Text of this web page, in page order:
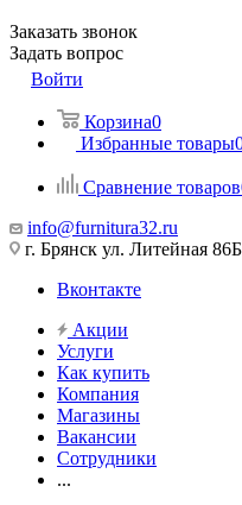
Заказать звонок
Задать вопрос
Войти
Корзина0
Избранные товары
Сравнение товаров
info@furnitura32.ru
г. Брянск ул. Литейная 86Б
Вконтакте
Акции
Услуги
Как купить
Компания
Магазины
Вакансии
Сотрудники
...